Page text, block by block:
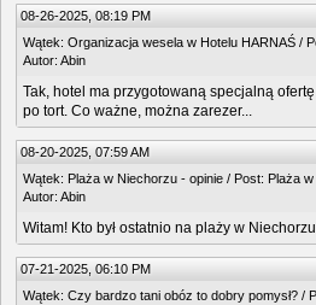
08-26-2025, 08:19 PM
Wątek: Organizacja wesela w Hotelu HARNAŚ /
Autor: Abin
Tak, hotel ma przygotowaną specjalną
po tort. Co ważne, można zarezer...
08-20-2025, 07:59 AM
Wątek: Plaża w Niechorzu - opinie / Post: Plaża
Autor: Abin
Witam! Kto był ostatnio na plaży w
07-21-2025, 06:10 PM
Wątek: Czy bardzo tani obóz to dobry pomysł? /